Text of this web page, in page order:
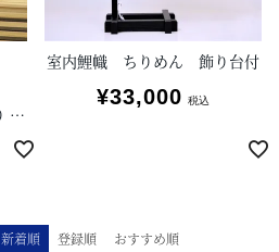
正絹茶絲裾濃縅 鎧5号床飾り 雄山作
室内鯉幟 ちりめん 飾り台付
¥33,000 税込
新着順 登録順 おすすめ順